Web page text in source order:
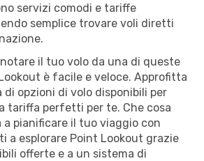
servizi comodi e tariffe
semplice trovare voli diretti
il tuo volo da una di queste
è facile e veloce. Approfitta
di opzioni di volo disponibili per
tariffa perfetti per te. Che cosa
a pianificare il tuo viaggio con
a esplorare Point Lookout grazie
offerte e a un sistema di